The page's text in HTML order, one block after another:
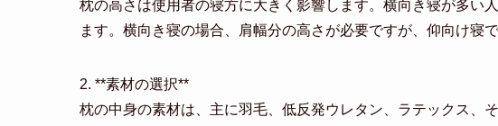
枕の高さは使用者の寝方に大きく影響します。横向き寝が多い
ます。横向き寝の場合、肩幅分の高さが必要ですが、仰向け寝
2. **素材の選択**
枕の中身の素材は、主に羽毛、低反発ウレタン、ラテックス、